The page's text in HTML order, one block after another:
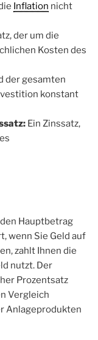
Inflation nicht
der um die
Kosten des
der gesamten
konstant
Ein Zinssatz,
Hauptbetrag
wenn Sie Geld auf
zahlt Ihnen die
nutzt. Der
Prozentsatz
Vergleich
Anlageprodukten